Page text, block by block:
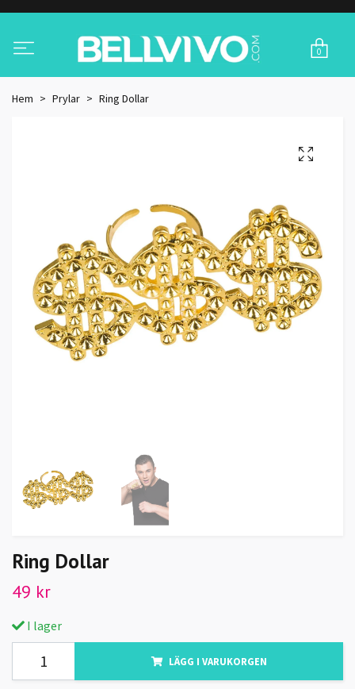
0
Hem Prylar Ring Dollar
Ring Dollar
49 kr
I lager
LÄGG I VARUKORGEN